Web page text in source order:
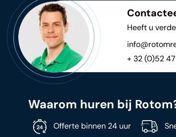
Heeft u
+ 32 (0)52
Waarom huren bij
Offerte binnen 24 uur